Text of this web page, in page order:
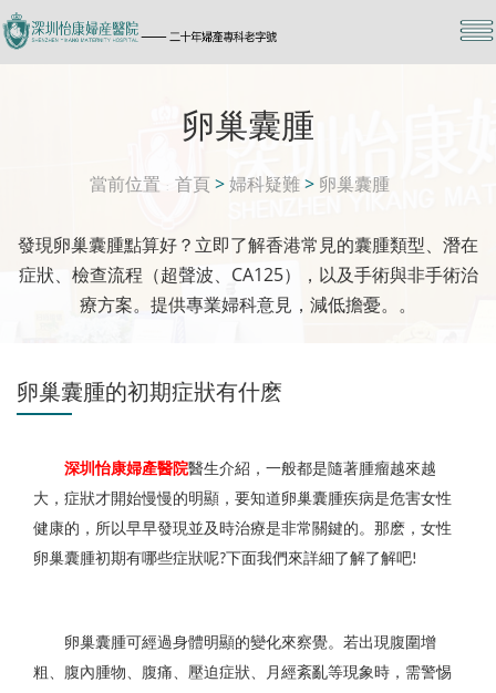
卵巢囊腫
當前位置 首頁 >婦科疑難> 卵巢囊腫
發現卵巢囊腫點算好？立即了解香港常見的囊腫類型、潛在
症狀、檢查流程（超聲波、CA125），以及手術與非手術治
療方案。提供專業婦科意見，減低擔憂。。
卵巢囊腫的初期症狀有什麽
深圳怡康婦產醫院醫生介紹，一般都是隨著腫瘤越來越
大，症狀才開始慢慢的明顯，要知道卵巢囊腫疾病是危害女性
健康的，所以早早發現並及時治療是非常關鍵的。那麽，女性
卵巢囊腫初期有哪些症狀呢?下面我們來詳細了解了解吧!
卵巢囊腫可經過身體明顯的變化來察覺。若出現腹圍增
粗、腹內腫物、腹痛、壓迫症狀、月經紊亂等現象時，需警惕